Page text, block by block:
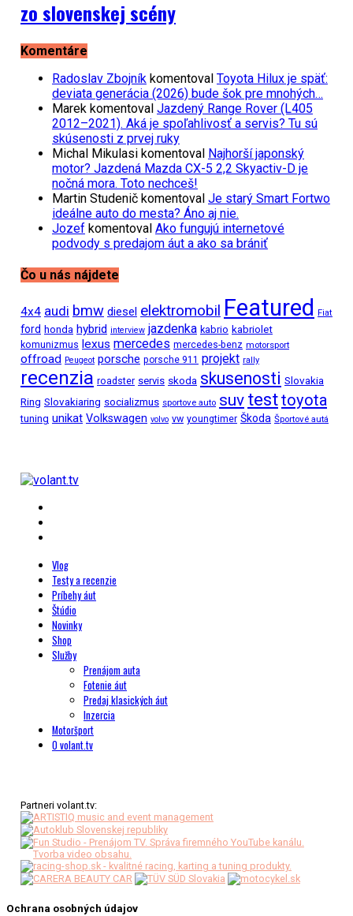
zo slovenskej scény
Komentáre
Radoslav Zbojníkkomentoval Toyota Hilux je späť:
deviata generácia (2026) bude šok pre mnohých…
Marekkomentoval Jazdený Range Rover (L405
2012–2021). Aká je spoľahlivosť a servis? Tu sú
skúsenosti z prvej ruky
Michal Mikulasikomentoval Najhorší japonský
motor? Jazdená Mazda CX-5 2,2 Skyactiv-D je
nočná mora. Toto nechceš!
Martin Studeničkomentoval Je starý Smart Fortwo
ideálne auto do mesta? Áno aj nie.
Jozefkomentoval Ako fungujú internetové
podvody s predajom áut a ako sa brániť
Čo u nás nájdete
4x4 audi bmw diesel elektromobil Featured Fiat
ford honda hybrid interview jazdenka kabrio kabriolet
komunizmus lexus mercedes mercedes-benz motorsport
offroad Peugeot porsche porsche 911 projekt rally
recenzia roadster servis skoda skusenosti Slovakia
Ring Slovakiaring socializmus sportove auto suv testtoyota
tuning unikat Volkswagen volvo vw youngtimer Škoda Športové autá
Vlog
Testy a recenzie
Príbehy áut
Štúdio
Novinky
Shop
Služby
Prenájom auta
Fotenie áut
Predaj klasických áut
Inzercia
Motoršport
O volant.tv
Partneri volant.tv:
Ochrana osobných údajov